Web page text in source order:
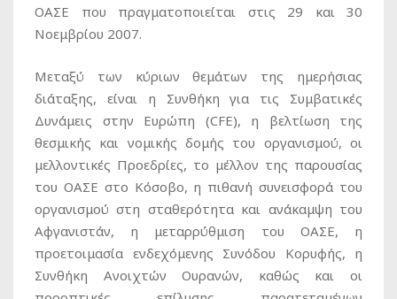
ΟΑΣΕ που πραγματοποιείται στις 29 και 30
Νοεμβρίου 2007.
Μεταξύ των κύριων θεμάτων της ημερήσιας
διάταξης, είναι η Συνθήκη για τις Συμβατικές
Δυνάμεις στην Ευρώπη (CFE), η βελτίωση της
θεσμικής και νομικής δομής του οργανισμού, οι
μελλοντικές Προεδρίες, το μέλλον της παρουσίας
του ΟΑΣΕ στο Κόσοβο, η πιθανή συνεισφορά του
οργανισμού στη σταθερότητα και ανάκαμψη του
Αφγανιστάν, η μεταρρύθμιση του ΟΑΣΕ, η
προετοιμασία ενδεχόμενης Συνόδου Κορυφής, η
Συνθήκη Ανοιχτών Ουρανών, καθώς και οι